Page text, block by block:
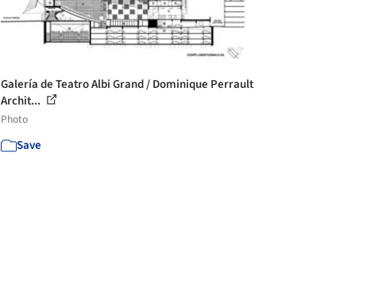
Galería de Teatro Albi Grand / Dominique Perrault
Archit...
Photo
Save